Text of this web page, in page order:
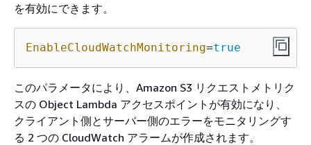
を有効にできます。
EnableCloudWatchMonitoring=true
このパラメータにより、Amazon S3 リクエストメトリク
スの Object Lambda アクセスポイントが有効になり、
クライアント側とサーバー側のエラーをモニタリングす
る 2 つの CloudWatch アラームが作成されます。